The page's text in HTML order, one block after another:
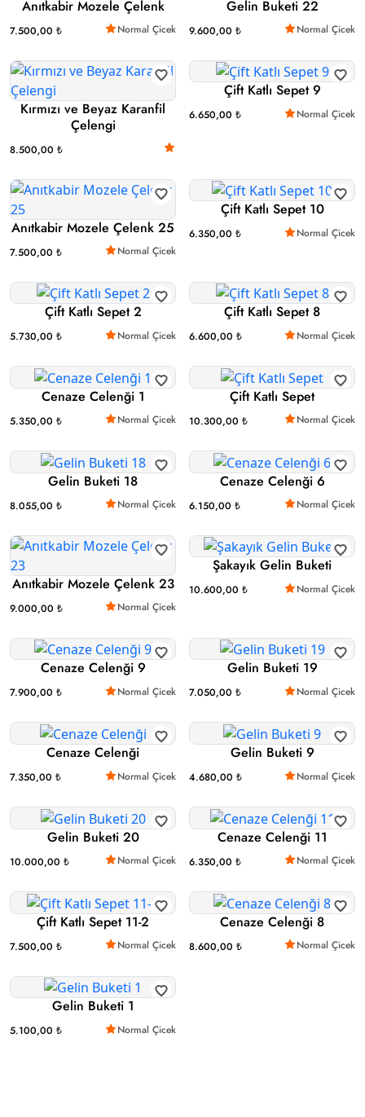
Anıtkabir Mozele Çelenk
7.500,00 ₺ Normal Çicek
Gelin Buketi 22
9.600,00 ₺ Normal Çicek
Kırmızı ve Beyaz Karanfil
Çelengi
8.500,00 ₺
Çift Katlı Sepet 9
6.650,00 ₺ Normal Çicek
Anıtkabir Mozele Çelenk 25
7.500,00 ₺ Normal Çicek
Çift Katlı Sepet 10
6.350,00 ₺ Normal Çicek
Çift Katlı Sepet 2
5.730,00 ₺ Normal Çicek
Çift Katlı Sepet 8
6.600,00 ₺ Normal Çicek
Cenaze Celenği 1
5.350,00 ₺ Normal Çicek
Çift Katlı Sepet
10.300,00 ₺ Normal Çicek
Gelin Buketi 18
8.055,00 ₺ Normal Çicek
Cenaze Celenği 6
6.150,00 ₺ Normal Çicek
Anıtkabir Mozele Çelenk 23
9.000,00 ₺ Normal Çicek
Şakayık Gelin Buketi
10.600,00 ₺ Normal Çicek
Cenaze Celenği 9
7.900,00 ₺ Normal Çicek
Gelin Buketi 19
7.050,00 ₺ Normal Çicek
Cenaze Celenği
7.350,00 ₺ Normal Çicek
Gelin Buketi 9
4.680,00 ₺ Normal Çicek
Gelin Buketi 20
10.000,00 ₺ Normal Çicek
Cenaze Celenği 11
6.350,00 ₺ Normal Çicek
Çift Katlı Sepet 11-2
7.500,00 ₺ Normal Çicek
Cenaze Celenği 8
8.600,00 ₺ Normal Çicek
Gelin Buketi 1
5.100,00 ₺ Normal Çicek